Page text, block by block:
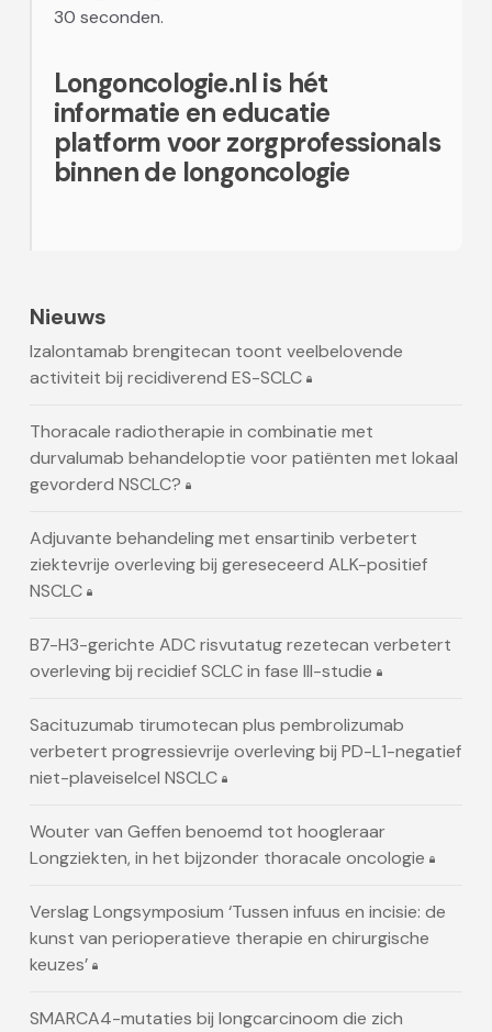
30 seconden.
Longoncologie.nl is hét
informatie en educatie
platform voor zorgprofessionals
binnen de longoncologie
Nieuws
Izalontamab brengitecan toont veelbelovende
activiteit bij recidiverend ES-SCLC
Thoracale radiotherapie in combinatie met
durvalumab behandeloptie voor patiënten met lokaal
gevorderd NSCLC?
Adjuvante behandeling met ensartinib verbetert
ziektevrije overleving bij gereseceerd ALK-positief
NSCLC
B7-H3-gerichte ADC risvutatug rezetecan verbetert
overleving bij recidief SCLC in fase III-studie
Sacituzumab tirumotecan plus pembrolizumab
verbetert progressievrije overleving bij PD-L1-negatief
niet-plaveiselcel NSCLC
Wouter van Geffen benoemd tot hoogleraar
Longziekten, in het bijzonder thoracale oncologie
Verslag Longsymposium ‘Tussen infuus en incisie: de
kunst van perioperatieve therapie en chirurgische
keuzes’
SMARCA4-mutaties bij longcarcinoom die zich